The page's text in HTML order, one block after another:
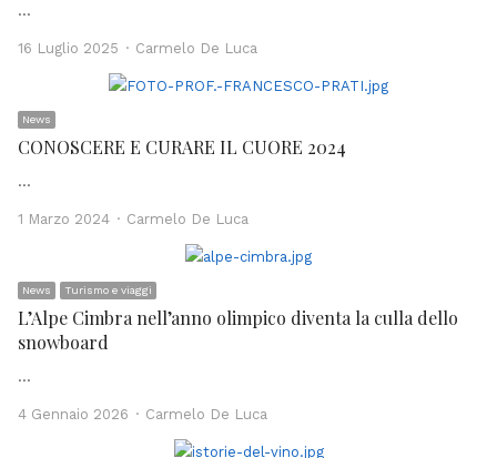
…
16 Luglio 2025 Author
Carmelo De Luca
News
CONOSCERE E CURARE IL CUORE 2024
…
1 Marzo 2024 Author
Carmelo De Luca
News Turismo e viaggi
L’Alpe Cimbra nell’anno olimpico diventa la culla dello
snowboard
…
4 Gennaio 2026 Author
Carmelo De Luca